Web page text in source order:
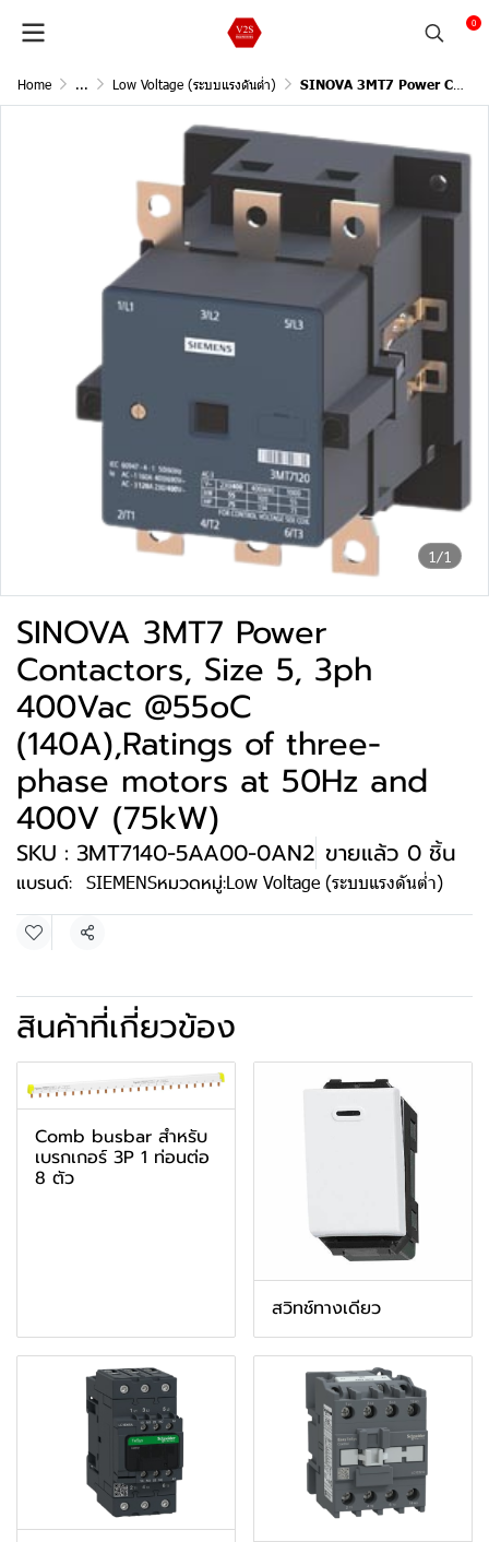
0
Home ... Low Voltage (ระบบแรงดันต่ำ) SINOVA 3MT7 Power Contactors, Size 5, 3ph 400Vac @55oC (140A),Ratings of three-phase motors at 50Hz and 400V (75kW)
1/1
SINOVA 3MT7 Power
Contactors, Size 5, 3ph
400Vac @55oC
(140A),Ratings of three-
phase motors at 50Hz and
400V (75kW)
SKU : 3MT7140-5AA00-0AN2 ขายแล้ว 0 ชิ้น
แบรนด์: SIEMENSหมวดหมู่:Low Voltage (ระบบแรงดันต่ำ)
แชร์
สินค้าที่เกี่ยวข้อง
Comb busbar สำหรับ
เบรกเกอร์ 3P 1 ท่อนต่อ
8 ตัว
สวิทช์ทางเดียว